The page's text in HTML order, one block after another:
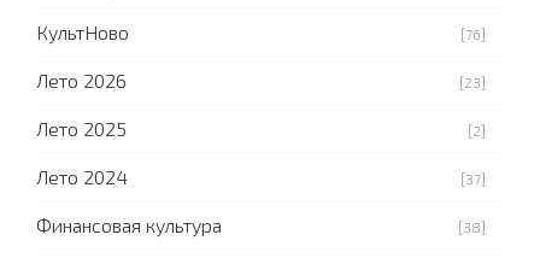
КультНово [76]
Лето 2026 [23]
Лето 2025 [2]
Лето 2024 [37]
Финансовая культура [38]